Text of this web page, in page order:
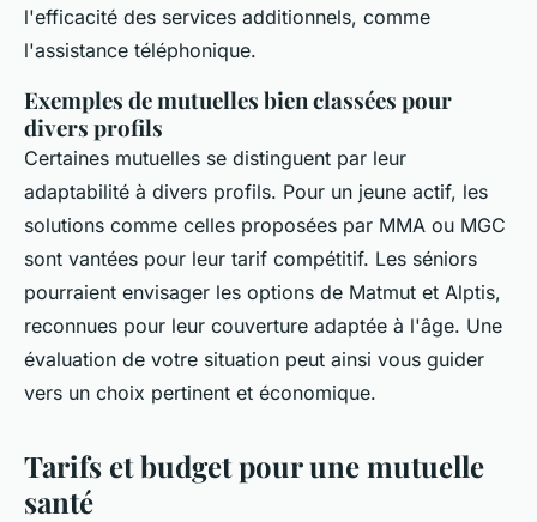
l'efficacité des services additionnels, comme
l'assistance téléphonique.
Exemples de mutuelles bien classées pour
divers profils
Certaines mutuelles se distinguent par leur
adaptabilité à divers profils. Pour un jeune actif, les
solutions comme celles proposées par MMA ou MGC
sont vantées pour leur tarif compétitif. Les séniors
pourraient envisager les options de Matmut et Alptis,
reconnues pour leur couverture adaptée à l'âge. Une
évaluation de votre situation peut ainsi vous guider
vers un choix pertinent et économique.
Tarifs et budget pour une mutuelle
santé